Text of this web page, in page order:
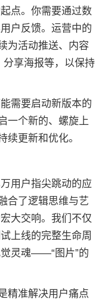
点。你需要通过数
户反馈。运营中的
为活动推送、内容
分享海报等，以保持
需要启动新版本的
一个新的、螺旋上
续更新和优化。
用户指尖跳动的应
合了逻辑思维与艺
大交响。我们不仅
上线的完整生命周
灵魂——“图片”的
精准解决用户痛点